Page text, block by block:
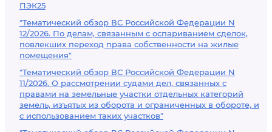
ПЭК25
"Тематический обзор ВС Российской Федерации N
12/2026. По делам, связанным с оспариванием сделок,
повлекших переход права собственности на жилые
помещения"
"Тематический обзор ВС Российской Федерации N
11/2026. О рассмотрении судами дел, связанных с
правами на земельные участки отдельных категорий
земель, изъятых из оборота и ограниченных в обороте, и
с использованием таких участков"